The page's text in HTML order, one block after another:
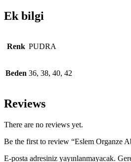
Ek bilgi
Renk PUDRA
Beden 36, 38, 40, 42
Reviews
There are no reviews yet.
Be the first to review “Eslem Organze
E-posta adresiniz yayınlanmayacak.